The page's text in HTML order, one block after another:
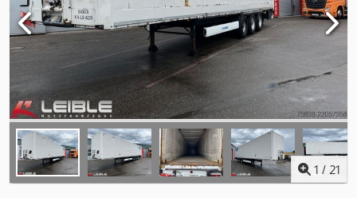
1 / 21